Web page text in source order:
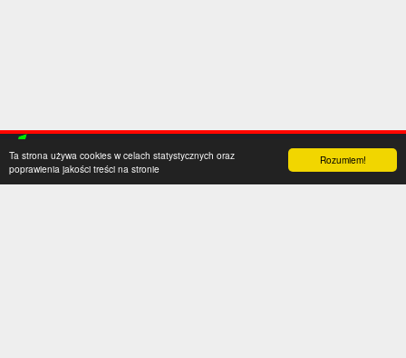
Rozumiem!
Ta strona używa cookies w celach statystycznych oraz
poprawienia jakości treści na stronie